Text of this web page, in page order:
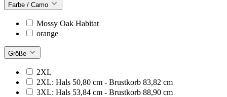
Farbe / Camo
Mossy Oak Habitat
orange
Größe
2XL
2XL: Hals 50,80 cm - Brustkorb 83,82 cm
3XL: Hals 53,84 cm - Brustkorb 88,90 cm